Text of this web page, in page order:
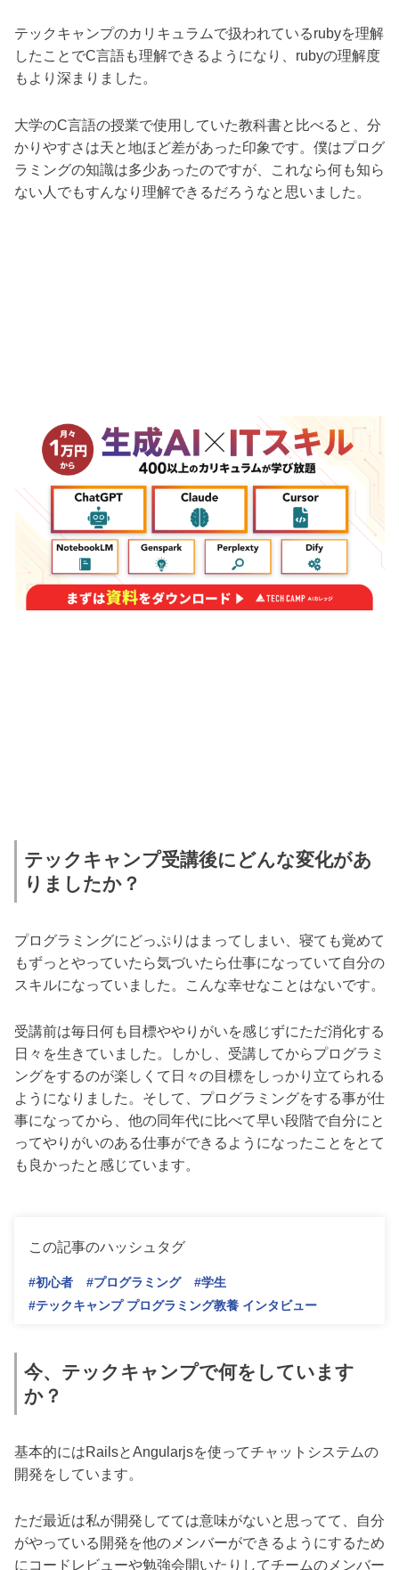
テックキャンプのカリキュラムで扱われているrubyを理解
したことでC言語も理解できるようになり、rubyの理解度
もより深まりました。
大学のC言語の授業で使用していた教科書と比べると、分
かりやすさは天と地ほど差があった印象です。僕はプログ
ラミングの知識は多少あったのですが、これなら何も知ら
ない人でもすんなり理解できるだろうなと思いました。
テックキャンプ受講後にどんな変化があ
りましたか？
プログラミングにどっぷりはまってしまい、寝ても覚めて
もずっとやっていたら気づいたら仕事になっていて自分の
スキルになっていました。こんな幸せなことはないです。
受講前は毎日何も目標ややりがいを感じずにただ消化する
日々を生きていました。しかし、受講してからプログラミ
ングをするのが楽しくて日々の目標をしっかり立てられる
ようになりました。そして、プログラミングをする事が仕
事になってから、他の同年代に比べて早い段階で自分にと
ってやりがいのある仕事ができるようになったことをとて
も良かったと感じています。
この記事のハッシュタグ
#初心者 #プログラミング
#学生
#テックキャンプ プログラミング教養 インタビュー
今、テックキャンプで何をしています
か？
基本的にはRailsとAngularjsを使ってチャットシステムの
開発をしています。
ただ最近は私が開発してては意味がないと思ってて、自分
がやっている開発を他のメンバーができるようにするため
にコードレビューや勉強会開いたりしてチームのメンバー